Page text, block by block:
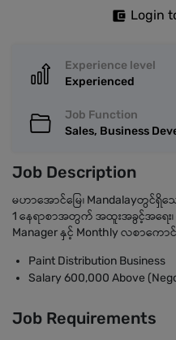
Login
Experience level
Experienced
Job Function
Sales, Business
Job Description
မဟာအောင်မြေ၊ Mandalayတွင်ရှိသ
1 နေရာစာအတွက် အထူးအခွင့်အရေး
Manager နှင့် Monthly လစာကော
Paint Distribution Business
Salary 600,000 Above
Job Requirements